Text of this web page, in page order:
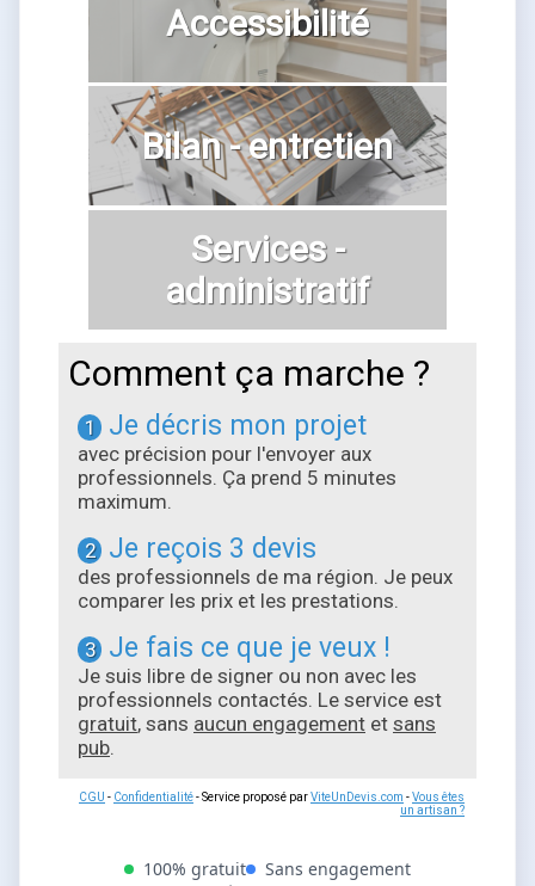
Accessibilité
Bilan - entretien
Services -
administratif
Comment ça marche ?
1 Je décris mon projet
avec précision pour l'envoyer aux
professionnels. Ça prend 5 minutes
maximum.
2 Je reçois 3 devis
des professionnels de ma région. Je peux
comparer les prix et les prestations.
3 Je fais ce que je veux !
Je suis libre de signer ou non avec les
professionnels contactés. Le service est
gratuit, sans aucun engagement et sans
pub.
CGU - Confidentialité- Service proposé parViteUnDevis.com -Vous êtes
un artisan ?
100% gratuit
Sans engagement